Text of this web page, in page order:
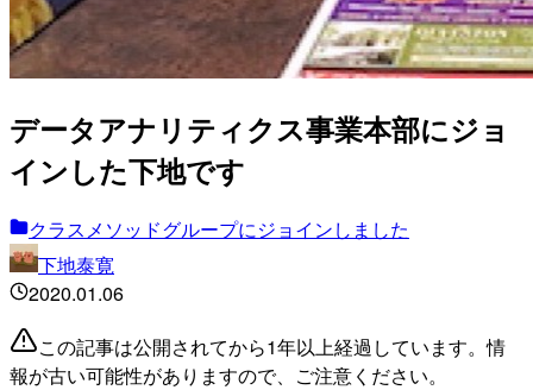
データアナリティクス事業本部にジョ
インした下地です
クラスメソッドグループにジョインしました
下地泰寛
2020.01.06
この記事は公開されてから1年以上経過しています。情
報が古い可能性がありますので、ご注意ください。